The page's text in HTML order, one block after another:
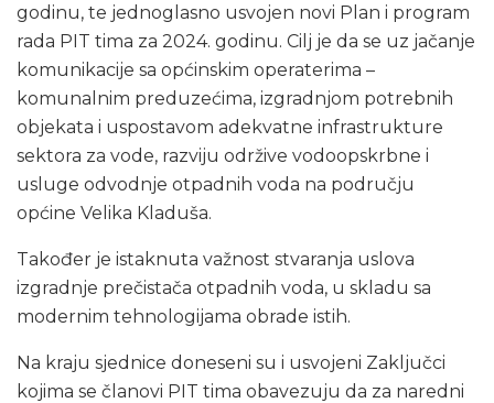
godinu, te jednoglasno usvojen novi Plan i program
rada PIT tima za 2024. godinu. Cilj je da se uz jačanje
komunikacije sa općinskim operaterima –
komunalnim preduzećima, izgradnjom potrebnih
objekata i uspostavom adekvatne infrastrukture
sektora za vode, razviju održive vodoopskrbne i
usluge odvodnje otpadnih voda na području
općine Velika Kladuša.
Također je istaknuta važnost stvaranja uslova
izgradnje prečistača otpadnih voda, u skladu sa
modernim tehnologijama obrade istih.
Na kraju sjednice doneseni su i usvojeni Zaključci
kojima se članovi PIT tima obavezuju da za naredni